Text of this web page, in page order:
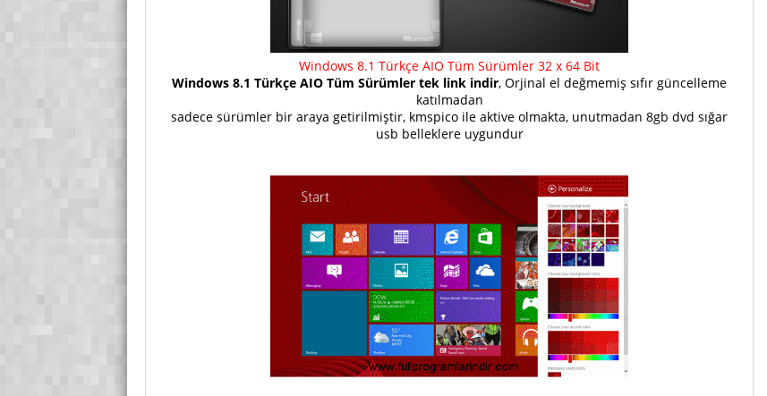
Windows 8.1 Türkçe AIO Tüm Sürümler 32 x 64 Bit
Windows 8.1 Türkçe AIO Tüm Sürümler tek link indir, Orjinal el değmemiş sıfır güncelleme
katılmadan
sadece sürümler bir araya getirilmiştir, kmspico ile aktive olmakta, unutmadan 8gb dvd sığar
usb belleklere uygundur